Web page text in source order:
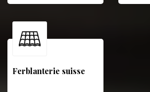
Ferblanterie suisse